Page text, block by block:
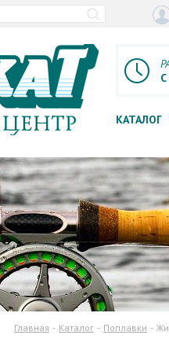
КАТАЛОГ
Главная Каталог Поплавки